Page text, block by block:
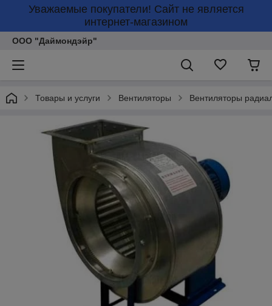
Уважаемые покупатели! Сайт не является
интернет-магазином
ООО "Даймондэйр"
Товары и услуги Вентиляторы Вентиляторы